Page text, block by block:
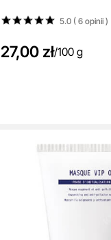
5.0 ( 6opinii)
27,00 zł/100 g